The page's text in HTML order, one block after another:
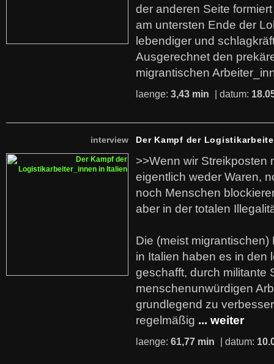
der anderen Seite
am untersten Ende der
lebendiger und
Ausgerechnet den
migrantischen
laenge: 3,43 min | datum:
interview Der Kampf der
>>Wenn wir Streikposten
eigentlich weder Waren,
noch Menschen
aber in der totalen
Die (meist
in Italien haben es in den
geschafft, durch militante
menschenunwürdigen
grundlegend zu
regelmäßig ... weiter
laenge: 61,77 min | datum: